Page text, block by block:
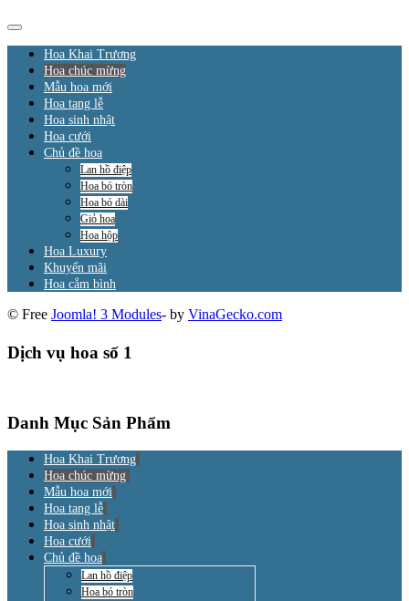
Hoa Khai Trương
Hoa chúc mừng
Mẫu hoa mới
Hoa tang lễ
Hoa sinh nhật
Hoa cưới
Chủ đề hoa
Lan hồ điệp
Hoa bó tròn
Hoa bó dài
Giỏ hoa
Hoa hộp
Hoa Luxury
Khuyến mãi
Hoa cắm bình
© Free Joomla! 3 Modules- by VinaGecko.com
Dịch vụ hoa số 1
Danh Mục Sản Phẩm
Hoa Khai Trương
Hoa chúc mừng
Mẫu hoa mới
Hoa tang lễ
Hoa sinh nhật
Hoa cưới
Chủ đề hoa
Lan hồ điệp
Hoa bó tròn